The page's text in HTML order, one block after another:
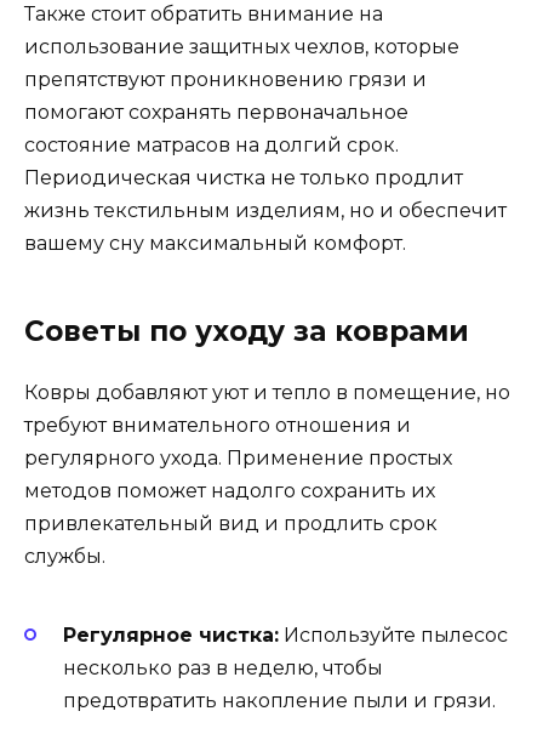
Также стоит обратить внимание на
использование защитных чехлов, которые
препятствуют проникновению грязи и
помогают сохранять первоначальное
состояние матрасов на долгий срок.
Периодическая чистка не только продлит
жизнь текстильным изделиям, но и обеспечит
вашему сну максимальный комфорт.
Советы по уходу за коврами
Ковры добавляют уют и тепло в помещение, но
требуют внимательного отношения и
регулярного ухода. Применение простых
методов поможет надолго сохранить их
привлекательный вид и продлить срок
службы.
Регулярное чистка: Используйте пылесос
несколько раз в неделю, чтобы
предотвратить накопление пыли и грязи.